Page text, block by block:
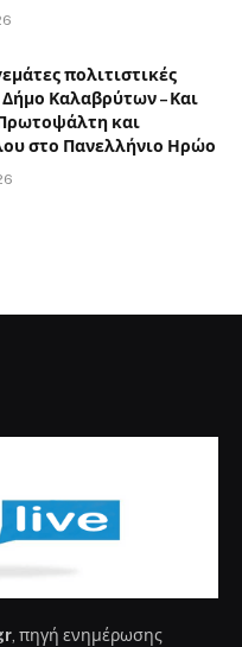
πολιτιστικές
Δήμο Καλαβρύτων – Και
και
στο Πανελλήνιο Ηρώο
, πηγή ενημέρωσης